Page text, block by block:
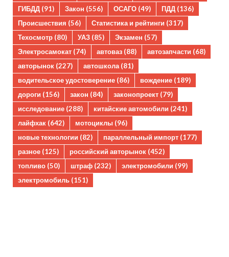
ГИБДД (91) Закон (556) ОСАГО (49) ПДД (136)
Происшествия (56) Статистика и рейтинги (317)
Техосмотр (80) УАЗ (85) Экзамен (57)
Электросамокат (74) автоваз (88) автозапчасти (68)
авторынок (227) автошкола(81)
водительское удостоверение (86) вождение (189)
дороги (156) закон (84) законопроект (79)
исследование (288) китайские автомобили (241)
лайфхак (642) мотоциклы (96)
новые технологии (82) параллельный импорт (177)
разное (125) российский авторынок (452)
топливо (50) штраф (232) электромобили (99)
электромобиль (151)